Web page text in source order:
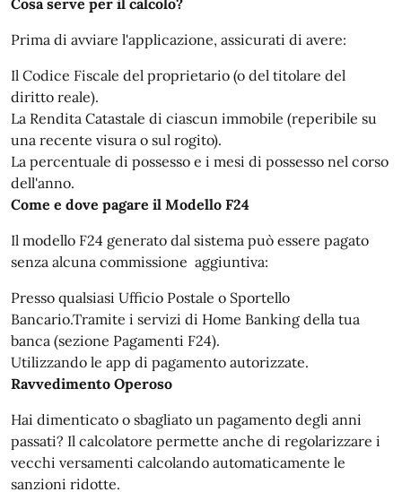
Prima di avviare l'applicazione, assicurati di avere:
Il Codice Fiscale del proprietario (o del titolare del
diritto reale).
La Rendita Catastale di ciascun immobile (reperibile su
una recente visura o sul rogito).
La percentuale di possesso e i mesi di possesso nel corso
dell'anno.
Come e dove pagare il Modello F24
Il modello F24 generato dal sistema può essere pagato
senza alcuna commissione aggiuntiva:
Presso qualsiasi Ufficio Postale o Sportello
Bancario.Tramite i servizi di Home Banking della tua
banca (sezione Pagamenti F24).
Utilizzando le app di pagamento autorizzate.
Ravvedimento Operoso
Hai dimenticato o sbagliato un pagamento degli anni
passati? Il calcolatore permette anche di regolarizzare i
vecchi versamenti calcolando automaticamente le
sanzioni ridotte.